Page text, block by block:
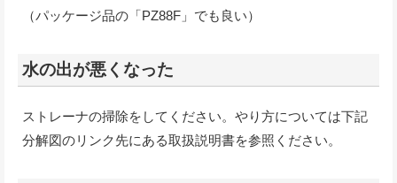
（パッケージ品の「PZ88F」でも良い）
水の出が悪くなった
ストレーナの掃除をしてください。やり方については下記
分解図のリンク先にある取扱説明書を参照ください。